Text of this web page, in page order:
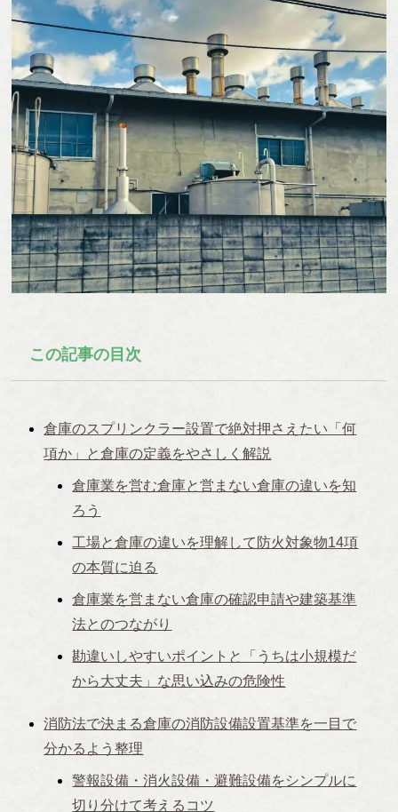
この記事の目次
倉庫のスプリンクラー設置で絶対押さえたい「何
項か」と倉庫の定義をやさしく解説
倉庫業を営む倉庫と営まない倉庫の違いを知
ろう
工場と倉庫の違いを理解して防火対象物14項
の本質に迫る
倉庫業を営まない倉庫の確認申請や建築基準
法とのつながり
勘違いしやすいポイントと「うちは小規模だ
から大丈夫」な思い込みの危険性
消防法で決まる倉庫の消防設備設置基準を一目で
分かるよう整理
警報設備・消火設備・避難設備をシンプルに
切り分けて考えるコツ